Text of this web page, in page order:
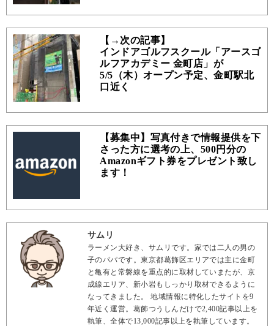
【→次の記事】
インドアゴルフスクール「アースゴ
ルフアカデミー 金町店」が
5/5（木）オープン予定、金町駅北
口近く
【募集中】写真付きで情報提供を下
さった方に選考の上、500円分の
Amazonギフト券をプレゼント致し
ます！
サムリ
ラーメン大好き、サムリです。家では二人の男の
子のパパです。東京都葛飾区エリアでは主に金町
と亀有と常磐線を重点的に取材していまたが、京
成線エリア、新小岩もしっかり取材できるように
なってきました。 地域情報に特化したサイトを9
年近く運営。葛飾つうしんだけで2,400記事以上を
執筆、全体で13,000記事以上を執筆しています。